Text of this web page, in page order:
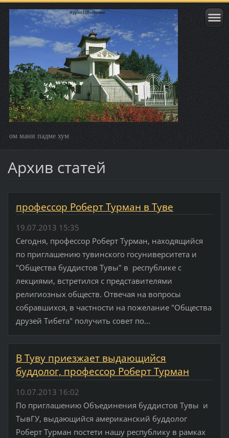
ом мани падме хум
Архив статей
профессор Роберт Турман в Туве
19.07.2013 15:35
Сегодня, профессор Роберт Турман, находящийся
по приглашению тувинского госуниверситета и
"Общества буддистов Тувы" в республике с
лекциями, встретился с представителями
религиозных обществ. Отвечая на вопросы
собравшихся, в частности на пожелание "Общества
друзей Тибета" получить совет по...
В Туву приезжает выдающийся
буддолог, профессор Роберт Турман
10.07.2013 16:02
По приглашению Объединения буддистов Тувы и
ТывГУ, выдающийся американский буддолог
Роберт Турман постети нашу республику в рамках